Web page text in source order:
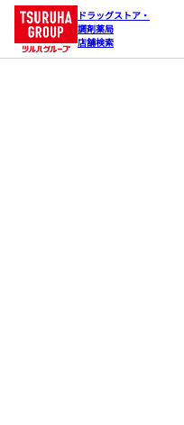
ドラッグストア・
調剤薬局
店舗検索